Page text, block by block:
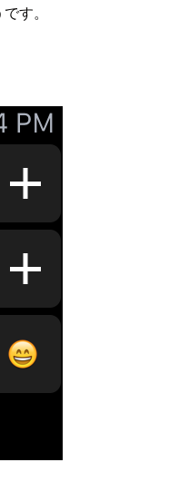
す。